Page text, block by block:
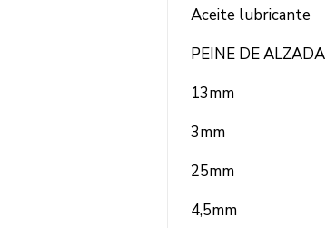
Aceite lubricante
PEINE DE ALZADA
13mm
3mm
25mm
4,5mm